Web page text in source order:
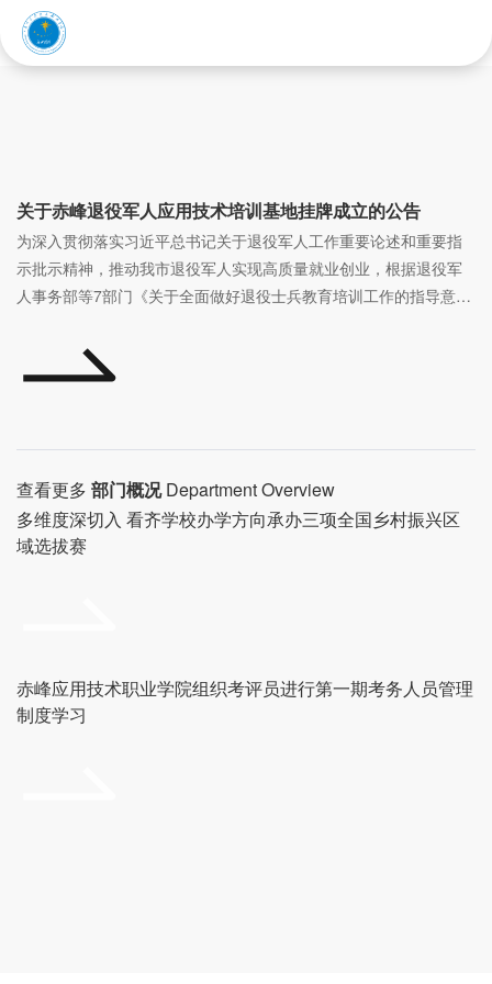
内蒙古农牧技师学院
关于赤峰退役军人应用技术培训基地挂牌成立的公告
为深入贯彻落实习近平总书记关于退役军人工作重要论述和重要指
示批示精神，推动我市退役军人实现高质量就业创业，根据退役军
人事务部等7部门《关于全面做好退役士兵教育培训工作的指导意
就业创业工作的意见》（退役军人部发〔2018〕26号）和《内蒙古
自治区退役士兵教育培训工作实施办法（试行）》（内退役军人发
查看更多 部门概况 Department Overview
多维度深切入 看齐学校办学方向承办三项全国乡村振兴区
域选拔赛
赤峰应用技术职业学院组织考评员进行第一期考务人员管理
制度学习